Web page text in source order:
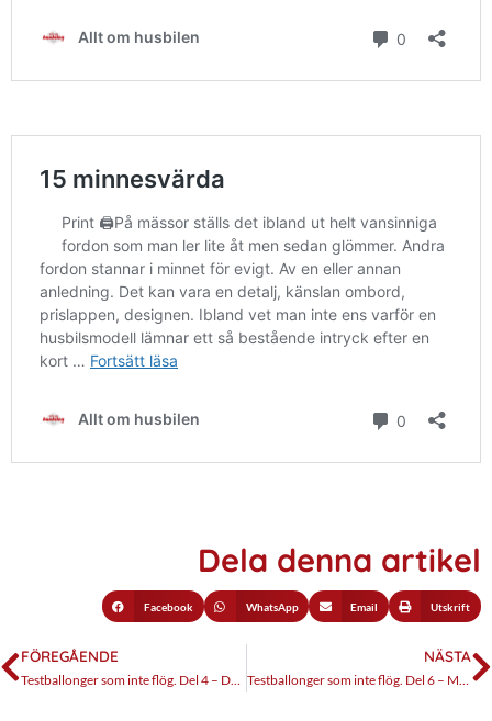
Dela denna artikel
Facebook WhatsApp Email Utskrift
FÖREGÅENDE
Testballonger som inte flög. Del 4 – Dethleffs Evan
NÄSTA
Testballonger som inte flög. Del 6 – Mobilvetta S-Yacht